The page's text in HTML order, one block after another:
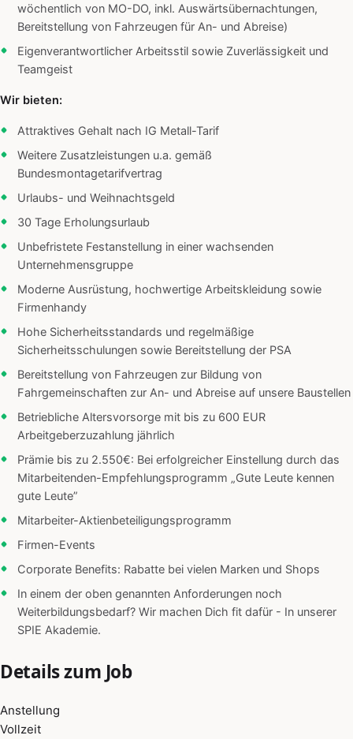
wöchentlich von MO-DO, inkl. Auswärtsübernachtungen,
Bereitstellung von Fahrzeugen für An- und Abreise)
Eigenverantwortlicher Arbeitsstil sowie Zuverlässigkeit und
Teamgeist
Wir bieten:
Attraktives Gehalt nach IG Metall-Tarif
Weitere Zusatzleistungen u.a. gemäß
Bundesmontagetarifvertrag
Urlaubs- und Weihnachtsgeld
30 Tage Erholungsurlaub
Unbefristete Festanstellung in einer wachsenden
Unternehmensgruppe
Moderne Ausrüstung, hochwertige Arbeitskleidung sowie
Firmenhandy
Hohe Sicherheitsstandards und regelmäßige
Sicherheitsschulungen sowie Bereitstellung der PSA
Bereitstellung von Fahrzeugen zur Bildung von
Fahrgemeinschaften zur An- und Abreise auf unsere Baustellen
Betriebliche Altersvorsorge mit bis zu 600 EUR
Arbeitgeberzuzahlung jährlich
Prämie bis zu 2.550€: Bei erfolgreicher Einstellung durch das
Mitarbeitenden-Empfehlungsprogramm „Gute Leute kennen
gute Leute”
Mitarbeiter-Aktienbeteiligungsprogramm
Firmen-Events
Corporate Benefits: Rabatte bei vielen Marken und Shops
In einem der oben genannten Anforderungen noch
Weiterbildungsbedarf? Wir machen Dich fit dafür - In unserer
SPIE Akademie.
Details zum Job
Anstellung
Vollzeit